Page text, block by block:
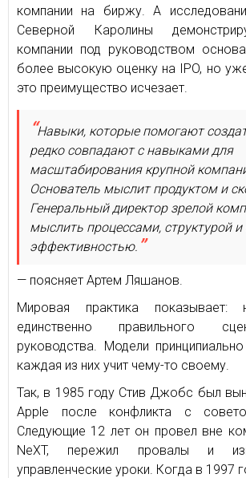
компании на биржу. А
Северной Каролины
компании под руководством
более высокую оценку на IPO, но
это преимущество исчезает.
Навыки, которые помогают
редко совпадают с навыками для
масштабирования крупной
Основатель мыслит продуктом и
Генеральный директор зрелой
мыслить процессами, структурой
эффективностью.
— поясняет Артем Ляшанов.
Мировая практика показывает:
единственно правильного
руководства. Модели
каждая из них учит чему-то своему.
Так, в 1985 году Стив Джобс был
Apple после конфликта с
Следующие 12 лет он провел вне
NeXT, пережил провалы и
управленческие уроки. Когда в 1997